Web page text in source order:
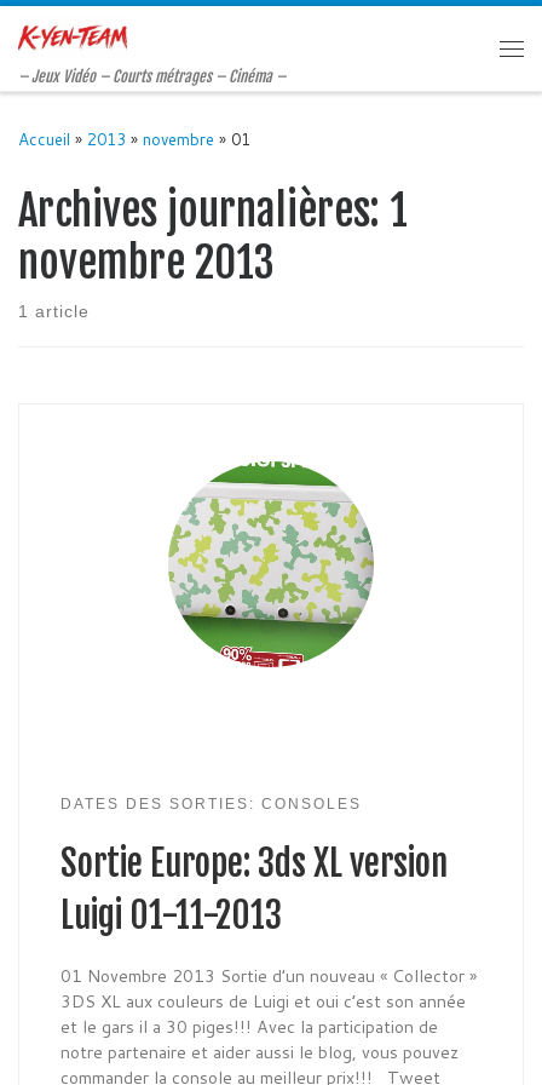
Passer au contenu
– Jeux Vidéo – Courts métrages – Cinéma –
Accueil » 2013 » novembre » 01
Archives journalières: 1
novembre 2013
1 article
DATES DES SORTIES: CONSOLES
Sortie Europe: 3ds XL version
Luigi 01-11-2013
01 Novembre 2013 Sortie d’un nouveau « Collector »
3DS XL aux couleurs de Luigi et oui c’est son année
et le gars il a 30 piges!!! Avec la participation de
notre partenaire et aider aussi le blog, vous pouvez
commander la console au meilleur prix!!! Tweet